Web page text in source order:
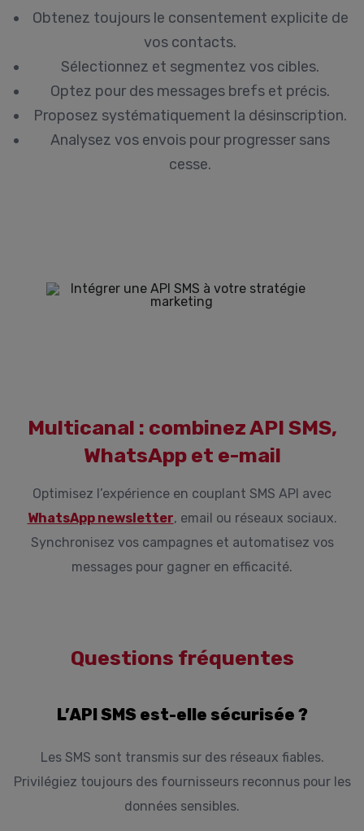
Obtenez toujours le consentement explicite de
vos contacts.
Sélectionnez et segmentez vos cibles.
Optez pour des messages brefs et précis.
Proposez systématiquement la désinscription.
Analysez vos envois pour progresser sans
cesse.
Multicanal : combinez API SMS,
WhatsApp et e-mail
Optimisez l’expérience en couplant SMS API avec
WhatsApp newsletter, email ou réseaux sociaux.
Synchronisez vos campagnes et automatisez vos
messages pour gagner en efficacité.
Questions fréquentes
L’API SMS est-elle sécurisée ?
Les SMS sont transmis sur des réseaux fiables.
Privilégiez toujours des fournisseurs reconnus pour les
données sensibles.